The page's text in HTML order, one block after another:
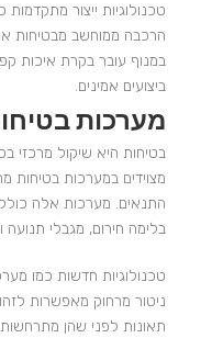
הרכבה ממוחשב מבטיחות
במנוף עובר בקרת איכות
ביצועים אמינים.
מערכות
בטיחות היא שיקול מרכזי
מצוידים במערכות
התנאים. מערכות אלה
בלימה חירום, מגבלי תנועה
טכנולוגיות חדשות כמו
ניטור מרחוק מאפשרות
תאונות לפני שהן